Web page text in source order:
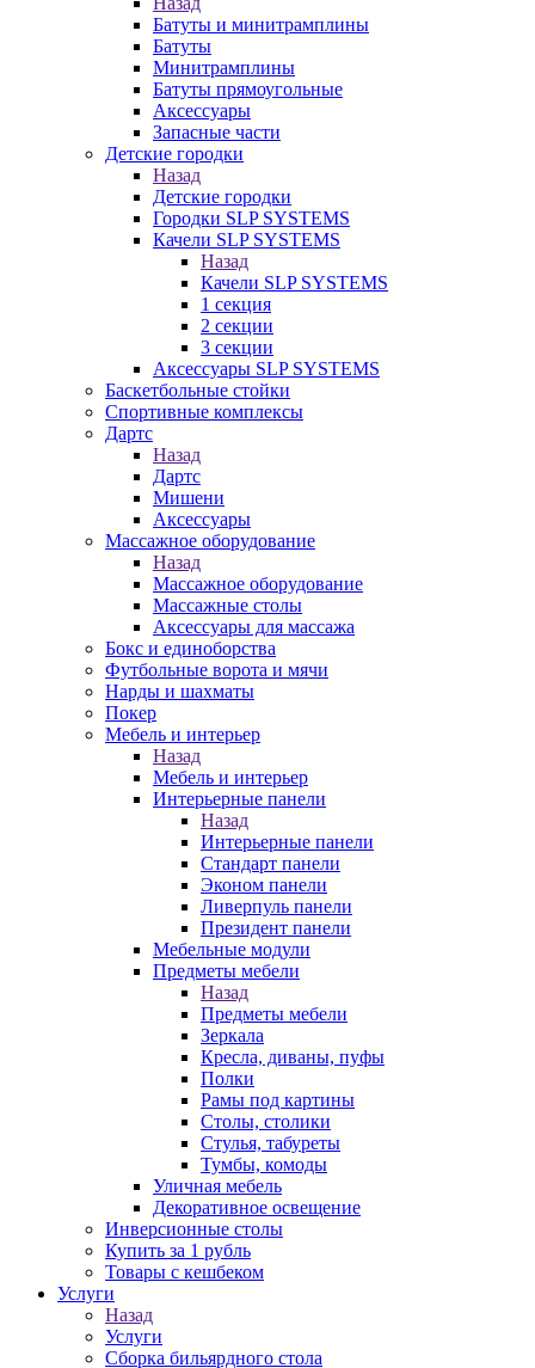
Батуты и минитрамплины
Батуты
Минитрамплины
Батуты прямоугольные
Аксессуары
Запасные части
Детские городки
Назад
Детские городки
Городки SLP SYSTEMS
Качели SLP SYSTEMS
Назад
Качели SLP SYSTEMS
1 секция
2 секции
3 секции
Аксессуары SLP SYSTEMS
Баскетбольные стойки
Спортивные комплексы
Дартс
Назад
Дартс
Мишени
Аксессуары
Массажное оборудование
Назад
Массажное оборудование
Массажные столы
Аксессуары для массажа
Бокс и единоборства
Футбольные ворота и мячи
Нарды и шахматы
Покер
Мебель и интерьер
Назад
Мебель и интерьер
Интерьерные панели
Назад
Интерьерные панели
Стандарт панели
Эконом панели
Ливерпуль панели
Президент панели
Мебельные модули
Предметы мебели
Назад
Предметы мебели
Зеркала
Кресла, диваны, пуфы
Полки
Рамы под картины
Столы, столики
Стулья, табуреты
Тумбы, комоды
Уличная мебель
Декоративное освещение
Инверсионные столы
Купить за 1 рубль
Товары с кешбеком
Услуги
Назад
Услуги
Сборка бильярдного стола